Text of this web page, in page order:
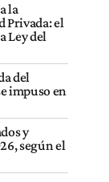
la
Privada: el
Ley del
del
impuso en
y
según el